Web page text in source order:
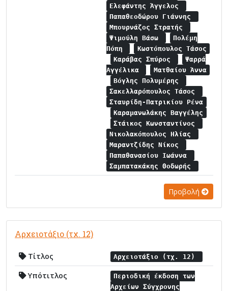
Ελεφάντης Άγγελος
Παπαθεοδώρου Γιάννης
Μπουρνάζος Στρατής
Ψιμούλη Βάσω
Πολέμη
Πόπη
Κωστόπουλος Τάσος
Καράβας Σπύρος
Ψαρρά
Αγγέλικα
Ματθαίου Άννα
Βόγλης Πολυμέρης
Σακελλαρόπουλος Τάσος
Σταυρίδη-Πατρικίου Ρένα
Καραμανωλάκης Βαγγέλης
Στάικος Κωνσταντίνος
Νικολακόπουλος Ηλίας
Μαραντζίδης Νίκος
Παπαθανασίου Ιωάννα
Σαμπατακάκης Θοδωρής
Προβολή
Αρχειοτάξιο (τχ. 12)
Τίτλος Αρχειοτάξιο (τχ. 12)
Υπότιτλος
Περιοδική έκδοση των
Αρχείων Σύγχρονης